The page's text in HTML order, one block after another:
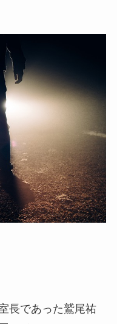
長であった鷲尾祐